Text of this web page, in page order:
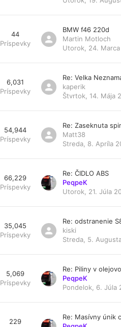
44
Príspevky
BMW f46 220d
Martin Motloch
Utorok, 24.
6,031
Príspevky
Re: Velka
kaperik
Štvrtok, 14. Mája
54,944
Príspevky
Re: Zaseknuta
Matt38
Streda, 8. Apríla
66,229
Príspevky
Re: ČIDLO ABS
PeqpeK
Utorok, 21. Júla
35,045
Príspevky
Re: odstranenie
kiski
Streda, 5.
5,069
Príspevky
Re: Piliny v
PeqpeK
Pondelok, 6. Júla
229
Re: Masívny únik